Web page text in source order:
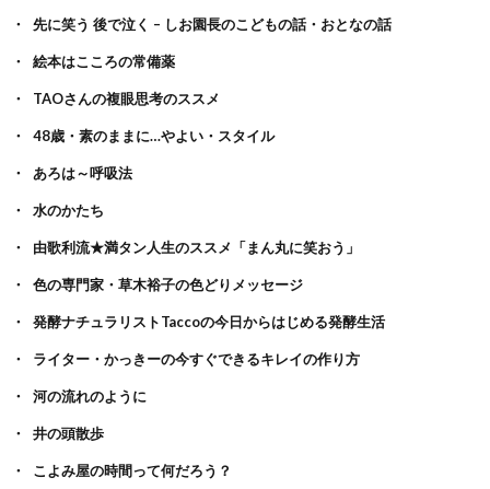
先に笑う 後で泣く – しお園長のこどもの話・おとなの話
絵本はこころの常備薬
TAOさんの複眼思考のススメ
48歳・素のままに…やよい・スタイル
あろは～呼吸法
水のかたち
由歌利流★満タン人生のススメ「まん丸に笑おう」
色の専門家・草木裕子の色どりメッセージ
発酵ナチュラリストTaccoの今日からはじめる発酵生活
ライター・かっきーの今すぐできるキレイの作り方
河の流れのように
井の頭散歩
こよみ屋の時間って何だろう？